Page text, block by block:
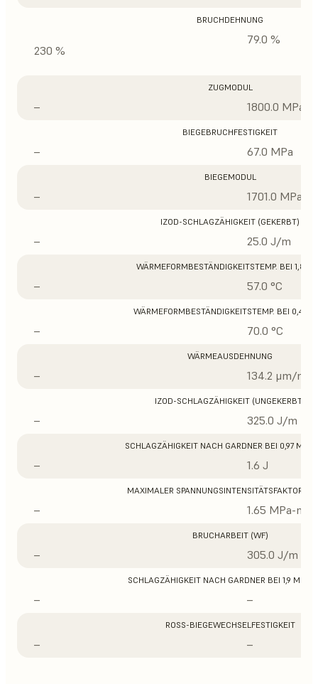
BRUCHDEHNUNG
230 %
79.0 %
ZUGMODUL
– 1800.0 MPa
BIEGEBRUCHFESTIGKEIT
– 67.0 MPa
BIEGEMODUL
– 1701.0 MPa
IZOD-SCHLAGZÄHIGKEIT (GEKERBT)
– 25.0 J/m
WÄRMEFORMBESTÄNDIGKEITSTEMP. BEI 1,8
– 57.0 °C
WÄRMEFORMBESTÄNDIGKEITSTEMP. BEI 0,45
– 70.0 °C
WÄRMEAUSDEHNUNG
– 134.2 μm/m/
IZOD-SCHLAGZÄHIGKEIT (UNGEKERBT)
– 325.0 J/m
SCHLAGZÄHIGKEIT NACH GARDNER BEI 0,97 MM
– 1.6 J
MAXIMALER SPANNUNGSINTENSITÄTSFAKTOR
– 1.65 MPa-m1/
BRUCHARBEIT (WF)
– 305.0 J/m
SCHLAGZÄHIGKEIT NACH GARDNER BEI 1,9 MM
– –
ROSS-BIEGEWECHSELFESTIGKEIT
– –